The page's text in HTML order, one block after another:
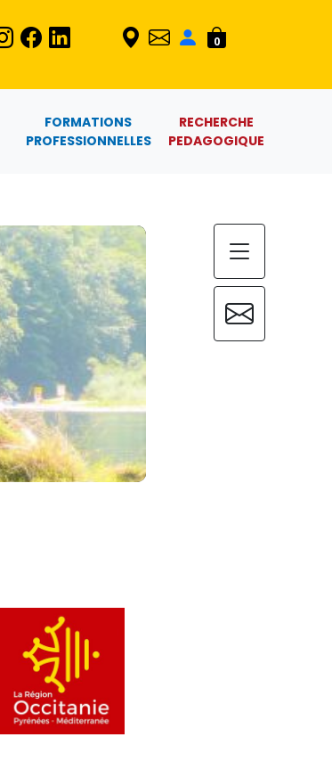
0
FORMATIONS
PROFESSIONNELLES
RECHERCHE
PEDAGOGIQUE